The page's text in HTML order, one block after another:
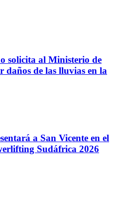
solicita al Ministerio de
de las lluvias en la
a San Vicente en el
Sudáfrica 2026